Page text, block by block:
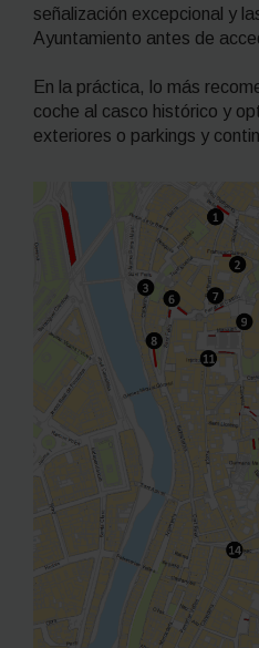
señalización excepcional y
Ayuntamiento antes de
En la práctica, lo más
coche al casco histórico y
exteriores o parkings y